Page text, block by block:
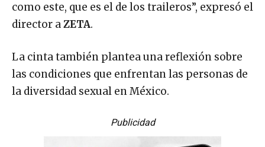
como este, que es el de los traileros”, expresó el
director aZETA.
La cinta también plantea una reflexión sobre
las condiciones que enfrentan las personas de
la diversidad sexual en México.
Publicidad